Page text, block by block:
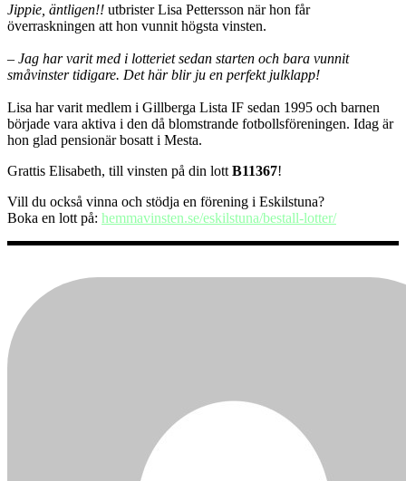
Jippie, äntligen!! utbrister Lisa Pettersson när hon får
överraskningen att hon vunnit högsta vinsten.
– Jag har varit med i lotteriet sedan starten och bara vunnit
småvinster tidigare. Det här blir ju en perfekt julklapp!
Lisa har varit medlem i Gillberga Lista IF sedan 1995 och barnen
började vara aktiva i den då blomstrande fotbollsföreningen. Idag är
hon glad pensionär bosatt i Mesta.
Grattis Elisabeth, till vinsten på din lott B11367!
Vill du också vinna och stödja en förening i Eskilstuna?
Boka en lott på: hemmavinsten.se/eskilstuna/bestall-lotter/